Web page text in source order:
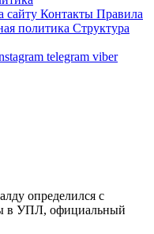
сайту Контакты Правила
политика Структура
telegram viber
определился с
в УПЛ, официальный